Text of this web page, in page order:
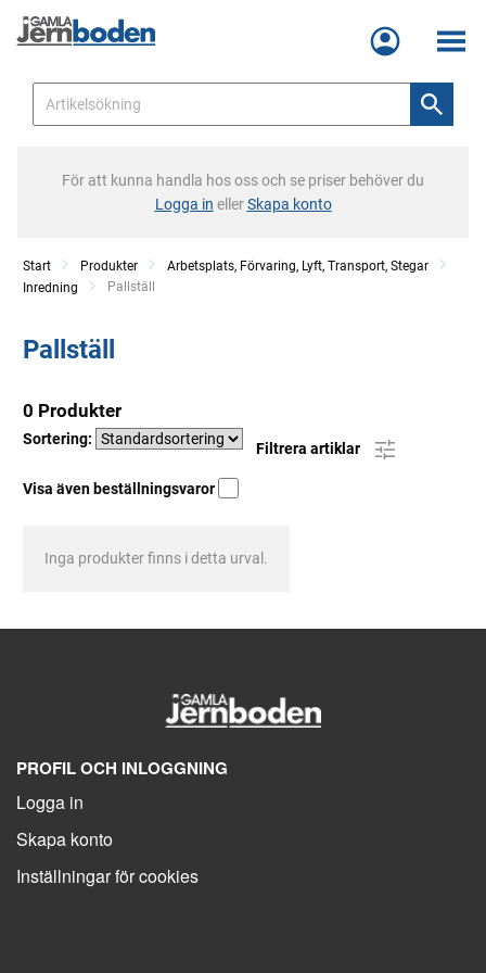
Meny
För att kunna handla hos oss och se priser behöver du
Logga in ellerSkapa konto
Start Produkter
Arbetsplats, Förvaring, Lyft, Transport, Stegar
Inredning
Current:
Pallställ
Pallställ
0 Produkter
Sortering:
Filtrera artiklar
Visa även beställningsvaror
Inga produkter finns i detta urval.
PROFIL OCH INLOGGNING
Logga in
Skapa konto
Inställningar för cookies